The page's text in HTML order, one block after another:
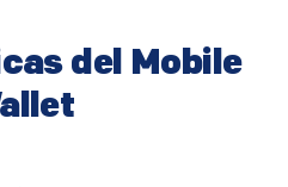
del Mobile